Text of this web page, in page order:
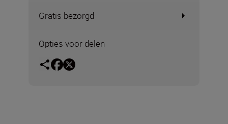
Gratis bezorgd
Opties voor delen